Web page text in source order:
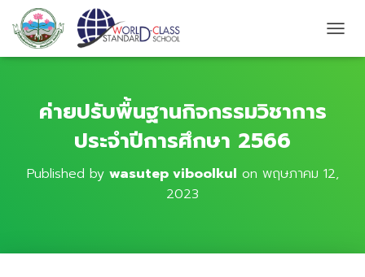
O
I
O
ค่ายปรับพื้นฐานกิจกรรมวิชาการ
ประจำปีการศึกษา 2566
Published by wasutep viboolkul on พฤษภาคม 12,
2023